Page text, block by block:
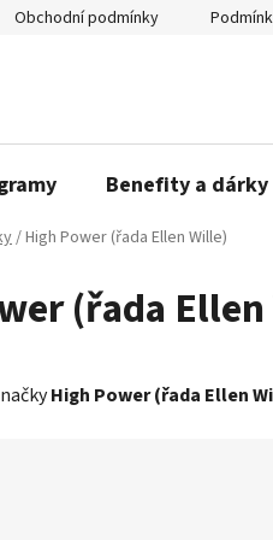
Obchodní podmínky
Benefity a dárky
/High Power (řada Ellen Wille)
(řada
High Power (řada Ellen